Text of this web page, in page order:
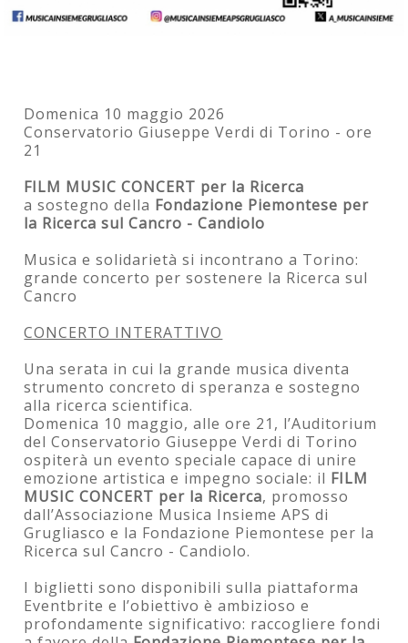
Domenica 10 maggio 2026
Conservatorio Giuseppe Verdi di Torino - ore
21
FILM MUSIC CONCERT per la Ricerca
a sostegno della Fondazione Piemontese per
la Ricerca sul Cancro - Candiolo
Musica e solidarietà si incontrano a Torino:
grande concerto per sostenere la Ricerca sul
Cancro
CONCERTO INTERATTIVO
Una serata in cui la grande musica diventa
strumento concreto di speranza e sostegno
alla ricerca scientifica.
Domenica 10 maggio, alle ore 21, l’Auditorium
del Conservatorio Giuseppe Verdi di Torino
ospiterà un evento speciale capace di unire
emozione artistica e impegno sociale: il FILM
MUSIC CONCERT per la Ricerca, promosso
dall’Associazione Musica Insieme APS di
Grugliasco e la Fondazione Piemontese per la
Ricerca sul Cancro - Candiolo.
I biglietti sono disponibili sulla piattaforma
Eventbrite e l’obiettivo è ambizioso e
profondamente significativo: raccogliere fondi